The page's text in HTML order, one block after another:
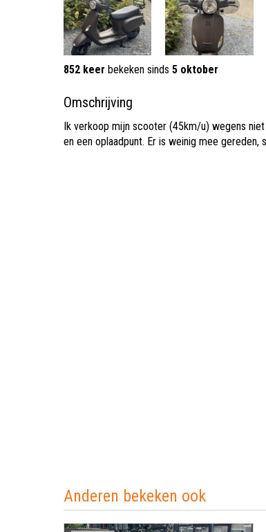
852 keer bekeken sinds 5 oktober
Omschrijving
Ik verkoop mijn scooter (45km/u) wegens
en een oplaadpunt. Er is weinig mee gereden,
Anderen bekeken ook